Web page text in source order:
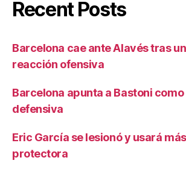
Recent Posts
Barcelona cae ante Alavés tras
reacción ofensiva
Barcelona apunta a Bastoni
defensiva
Eric García se lesionó y usará
protectora